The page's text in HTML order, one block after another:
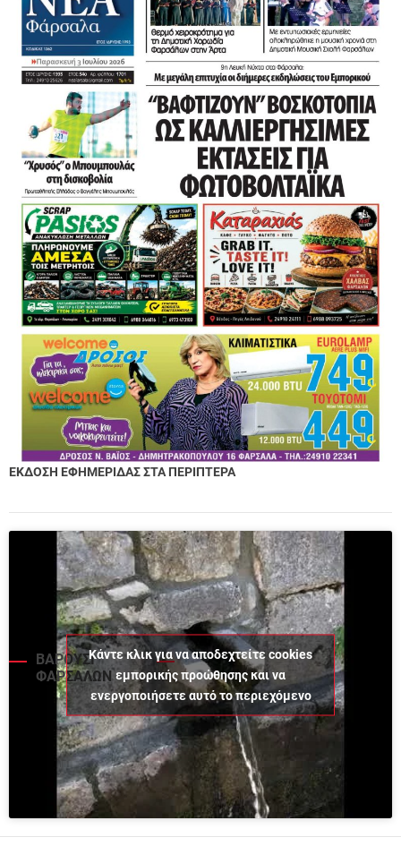
ΕΚΔΟΣΗ ΕΦΗΜΕΡΙΔΑΣ ΣΤΑ ΠΕΡΙΠΤΕΡΑ
ΒΑΡΟΥΣΙ
ΦΑΡΣΑΛΩΝ
Κάντε κλικ για να αποδεχτείτε cookies
εμπορικής προώθησης και να
ενεργοποιήσετε αυτό το περιεχόμενο